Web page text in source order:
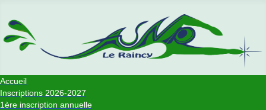
Accueil
Inscriptions 2026-2027
1ère inscription annuelle